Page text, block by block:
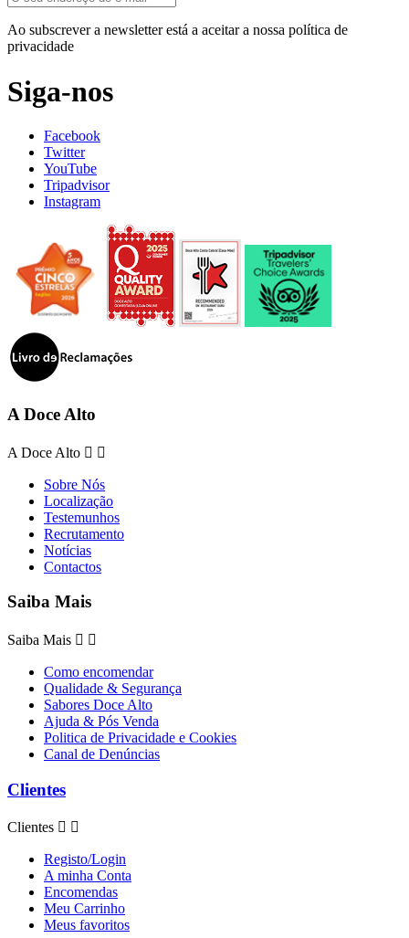
Ao subscrever a newsletter está a aceitar a nossa política de
privacidade
Siga-nos
Facebook
Twitter
YouTube
Tripadvisor
Instagram
A Doce Alto
A Doce Alto  
Sobre Nós
Localização
Testemunhos
Recrutamento
Notícias
Contactos
Saiba Mais
Saiba Mais  
Como encomendar
Qualidade & Segurança
Sabores Doce Alto
Ajuda & Pós Venda
Politica de Privacidade e Cookies
Canal de Denúncias
Clientes
Clientes  
Registo/Login
A minha Conta
Encomendas
Meu Carrinho
Meus favoritos